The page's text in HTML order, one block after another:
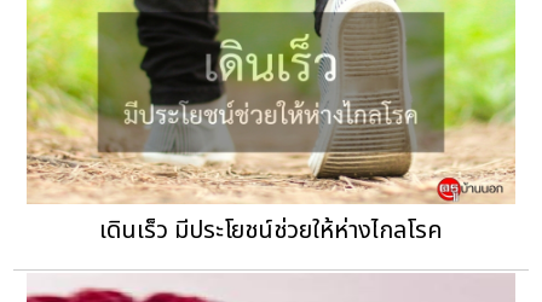
เดินเร็ว มีประโยชน์ช่วยให้ห่างไกลโรค